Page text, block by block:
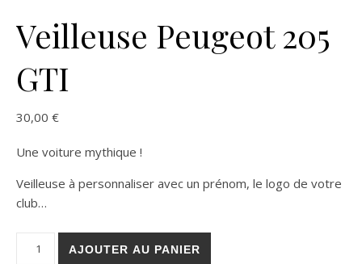
Veilleuse Peugeot 205
GTI
30,00 €
Une voiture mythique !
Veilleuse à personnaliser avec un prénom, le logo de votre
club…
AJOUTER AU PANIER